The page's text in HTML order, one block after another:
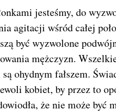
jesteśmy, do
agitacji wśród całej
być wyzwolone
mężczyzn.
ohydnym fałszem.
kobiet, by przez to
że nie może